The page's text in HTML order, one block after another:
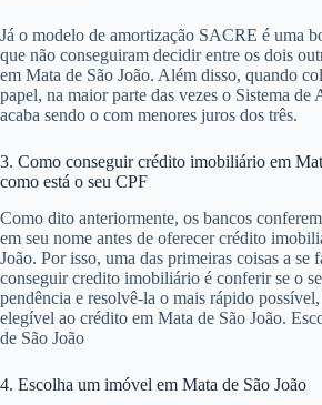
Já o modelo de amortização SACRE é uma
que não conseguiram decidir entre os dois
em Mata de São João. Além disso, quando
papel, na maior parte das vezes o Sistema de
acaba sendo o com menores juros dos três.
3. Como conseguir crédito imobiliário em
como está o seu CPF
Como dito anteriormente, os bancos
em seu nome antes de oferecer crédito
João. Por isso, uma das primeiras coisas a se
conseguir credito imobiliário é conferir se o
pendência e resolvê-la o mais rápido
elegível ao crédito em Mata de São João.
de São João
4. Escolha um imóvel em Mata de São João